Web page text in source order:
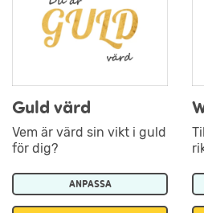
Guld värd
Vem är värd sin vikt i guld
för dig?
ANPASSA